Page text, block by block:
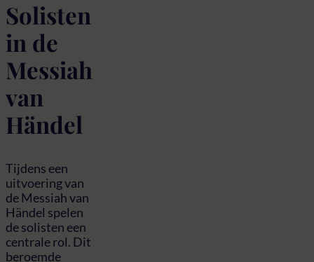
Solisten
in de
Messiah
van
Händel
Tijdens een
uitvoering van
de Messiah van
Händel spelen
de solisten een
centrale rol. Dit
beroemde